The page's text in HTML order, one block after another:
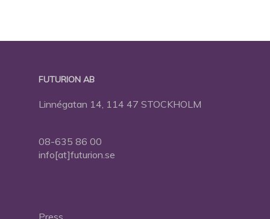
FUTURION AB
Linnégatan 14, 114 47 STOCKHOLM
08-635 86 00
info[at]futurion.se